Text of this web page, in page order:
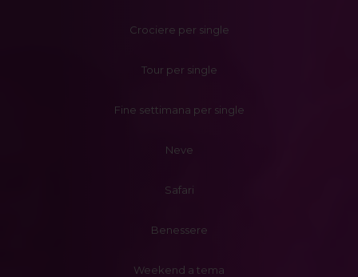
Crociere per single
Tour per single
Fine settimana per single
Neve
Safari
Benessere
Weekend a tema